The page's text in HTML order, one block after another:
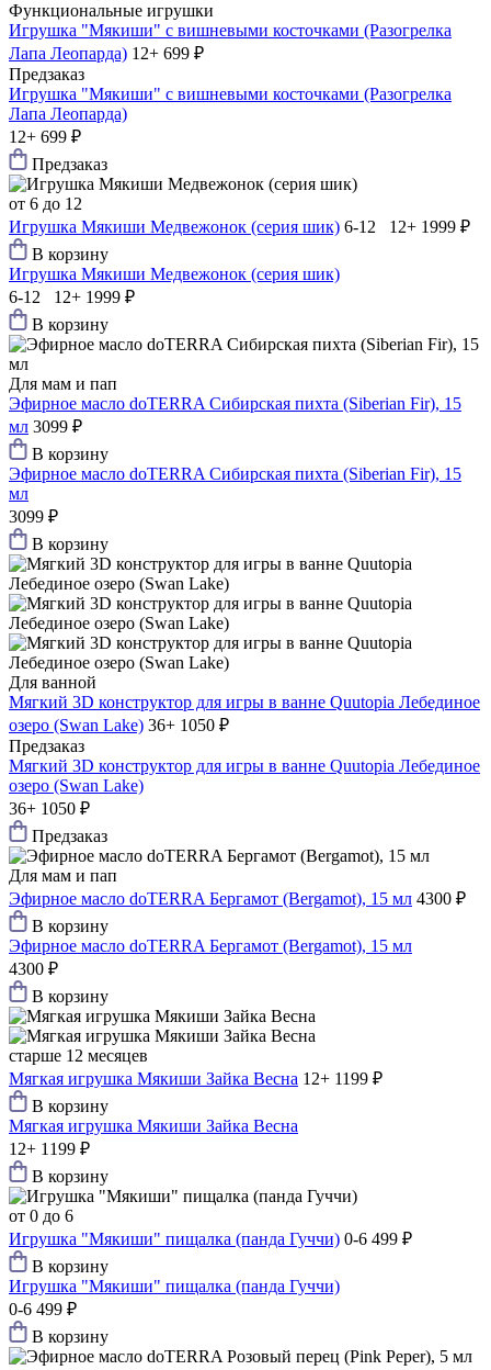
Функциональные игрушки
Игрушка "Мякиши" с вишневыми косточками (Разогрелка
Лапа Леопарда) 12+ 699 ₽
Предзаказ
Игрушка "Мякиши" с вишневыми косточками (Разогрелка
Лапа Леопарда)
12+ 699 ₽
Предзаказ
от 6 до 12
Игрушка Мякиши Медвежонок (серия шик) 6-12 12+ 1999 ₽
В корзину
Игрушка Мякиши Медвежонок (серия шик)
6-12 12+ 1999 ₽
В корзину
Для мам и пап
Эфирное масло doTERRA Сибирская пихта (Siberian Fir), 15
мл 3099 ₽
В корзину
Эфирное масло doTERRA Сибирская пихта (Siberian Fir), 15
мл
3099 ₽
В корзину
Для ванной
Мягкий 3D конструктор для игры в ванне Quutopia Лебединое
озеро (Swan Lake) 36+ 1050 ₽
Предзаказ
Мягкий 3D конструктор для игры в ванне Quutopia Лебединое
озеро (Swan Lake)
36+ 1050 ₽
Предзаказ
Для мам и пап
Эфирное масло doTERRA Бергамот (Bergamot), 15 мл 4300 ₽
В корзину
Эфирное масло doTERRA Бергамот (Bergamot), 15 мл
4300 ₽
В корзину
старше 12 месяцев
Мягкая игрушка Мякиши Зайка Весна 12+ 1199 ₽
В корзину
Мягкая игрушка Мякиши Зайка Весна
12+ 1199 ₽
В корзину
от 0 до 6
Игрушка "Мякиши" пищалка (панда Гуччи) 0-6 499 ₽
В корзину
Игрушка "Мякиши" пищалка (панда Гуччи)
0-6 499 ₽
В корзину